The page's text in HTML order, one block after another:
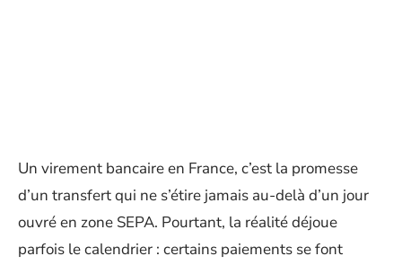
Un virement bancaire en France, c’est la promesse
d’un transfert qui ne s’étire jamais au-delà d’un jour
ouvré en zone SEPA. Pourtant, la réalité déjoue
parfois le calendrier : certains paiements se font